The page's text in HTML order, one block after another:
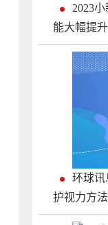
2023
能大幅提升
环球讯
护视力方